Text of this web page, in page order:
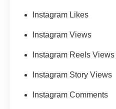
Instagram Likes
Instagram Views
Instagram Reels Views
Instagram Story Views
Instagram Comments